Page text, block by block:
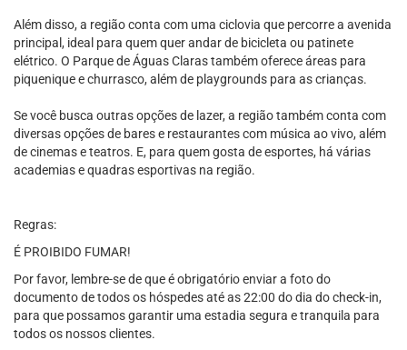
Além disso, a região conta com uma ciclovia que percorre a avenida
principal, ideal para quem quer andar de bicicleta ou patinete
elétrico. O Parque de Águas Claras também oferece áreas para
piquenique e churrasco, além de playgrounds para as crianças.
Se você busca outras opções de lazer, a região também conta com
diversas opções de bares e restaurantes com música ao vivo, além
de cinemas e teatros. E, para quem gosta de esportes, há várias
academias e quadras esportivas na região.
Regras:
É PROIBIDO FUMAR!
Por favor, lembre-se de que é obrigatório enviar a foto do
documento de todos os hóspedes até as 22:00 do dia do check-in,
para que possamos garantir uma estadia segura e tranquila para
todos os nossos clientes.